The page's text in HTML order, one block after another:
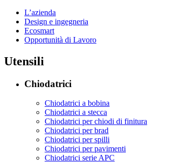
L’azienda
Design e ingegneria
Ecosmart
Opportunità di Lavoro
Utensili
Chiodatrici
Chiodatrici a bobina
Chiodatrici a stecca
Chiodatrici per chiodi di finitura
Chiodatrici per brad
Chiodatrici per spilli
Chiodatrici per pavimenti
Chiodatrici serie APC